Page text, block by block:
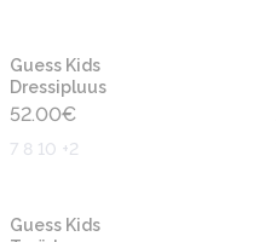
Guess Kids
Dressipluus
52.00€
7 8 10 +2
Guess Kids